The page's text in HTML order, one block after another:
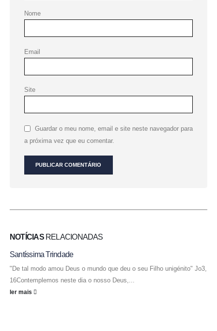
Nome
Email
Site
Guardar o meu nome, email e site neste navegador para
a próxima vez que eu comentar.
NOTÍCIASRELACIONADAS
Santíssima Trindade
"De tal modo amou Deus o mundo que deu o seu Filho unigénito" Jo3,
16Contemplemos neste dia o nosso Deus,...
ler mais